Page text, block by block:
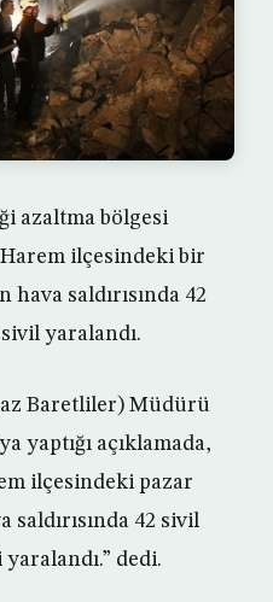
azaltma bölgesi
ilçesindeki bir
saldırısında 42
yaralandı.
Baretliler) Müdürü
yaptığı açıklamada,
ilçesindeki pazar
saldırısında 42 sivil
dedi.